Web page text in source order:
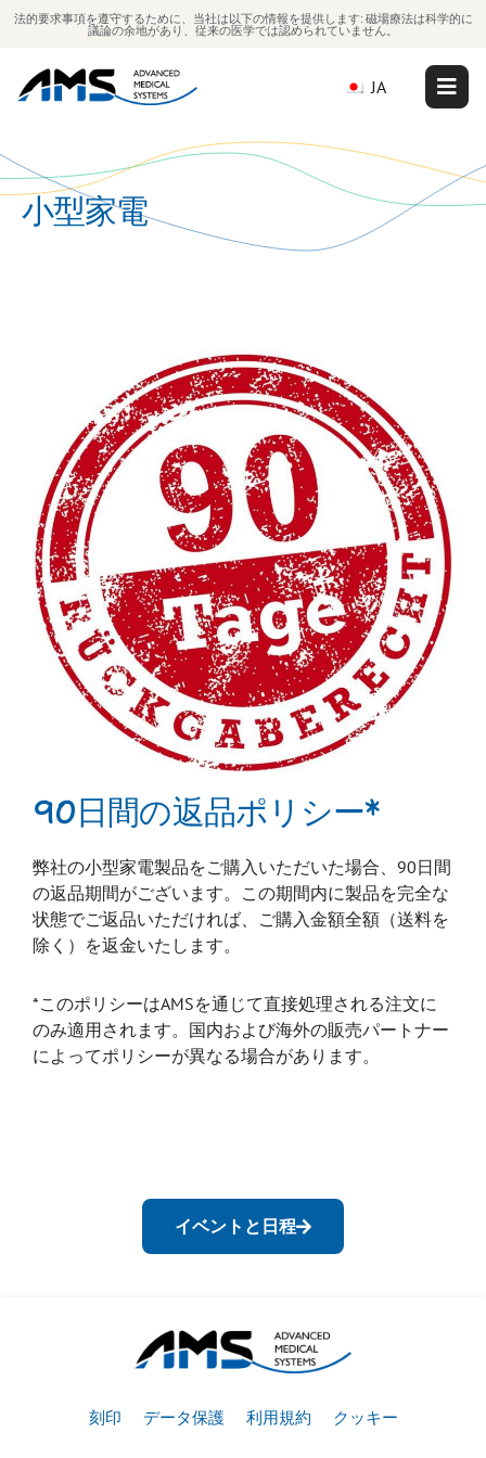
法的要求事項を遵守するために、当社は以下の情報を提供します: 磁場療法は科学的に
議論の余地があり、従来の医学では認められていません。
JA
小型家電
90日間の返品ポリシー*
弊社の小型家電製品をご購入いただいた場合、90日間
の返品期間がございます。この期間内に製品を完全な
状態でご返品いただければ、ご購入金額全額（送料を
除く）を返金いたします。
*このポリシーはAMSを通じて直接処理される注文に
のみ適用されます。国内および海外の販売パートナー
によってポリシーが異なる場合があります。
イベントと日程
刻印 データ保護 利用規約 クッキー